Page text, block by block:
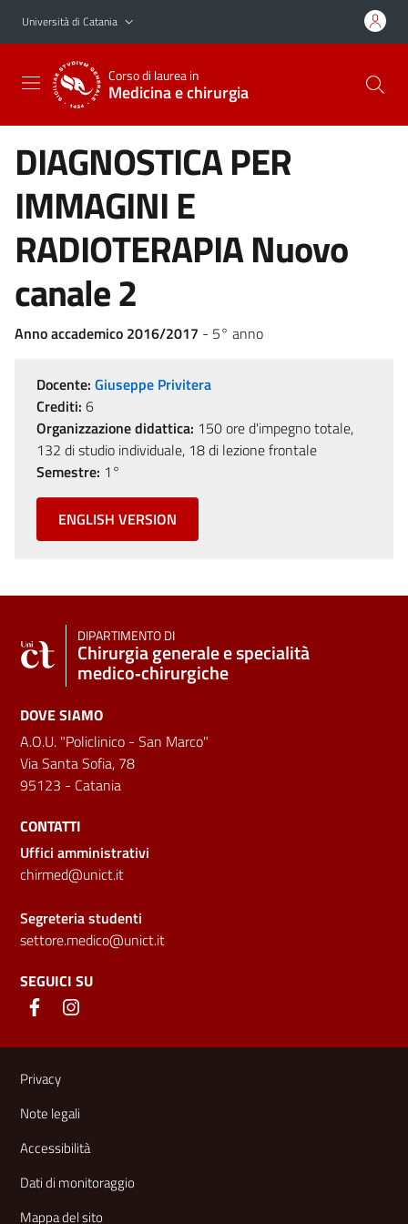
Vai al contenuto principale
Vai al menu di navigazione
Università di Catania
Corso di laurea in
Medicina e chirurgia
DIAGNOSTICA PER
IMMAGINI E
RADIOTERAPIA Nuovo
canale 2
Anno accademico 2016/2017 - 5° anno
Docente: Giuseppe Privitera
Crediti: 6
Organizzazione didattica: 150 ore d'impegno totale,
132 di studio individuale, 18 di lezione frontale
Semestre: 1°
ENGLISH VERSION
DIPARTIMENTO DI
Chirurgia generale e specialità
medico‑chirurgiche
DOVE SIAMO
A.O.U. "Policlinico - San Marco"
Via Santa Sofia, 78
95123 - Catania
CONTATTI
Uffici amministrativi
chirmed@unict.it
Segreteria studenti
settore.medico@unict.it
SEGUICI SU
Link e informazioni utili
Privacy
Note legali
Accessibilità
Dati di monitoraggio
Mappa del sito